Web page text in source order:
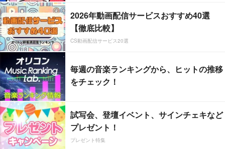
2026年動画配信サービスおすすめ40選
【徹底比較】
CS動画配信サービス20選
毎週の音楽ランキングから、ヒットの推移
をチェック！
試写会、登壇イベント、サインチェキなど
プレゼント！
プレゼント特集